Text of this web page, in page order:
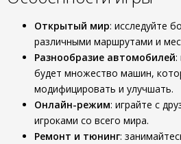
Открытый мир: исследуйте
различными маршрутами и
Разнообразие автомобилей:
будет множество машин,
модифицировать и улучшать.
Онлайн-режим: играйте с
игроками со всего мира.
Ремонт и тюнинг: